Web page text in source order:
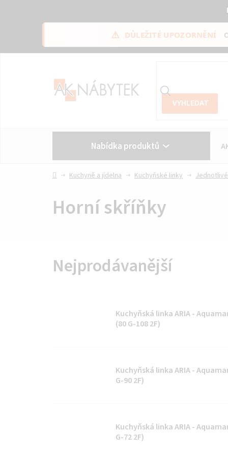
⚠️ DŮLEŽITÉ UPOZORNĚNÍ
Nabídka produktů
Vše o nákupu Kontakt
DomůKuchyně a jídelna Kuchyňské linky
Horní skříňky
Nejprodávanější
Kuchyňská linka ARIA -
(80 G-108 2F)
Kuchyňská linka ARIA -
G-90 2F)
Kuchyňská linka ARIA -
G-72 2F)